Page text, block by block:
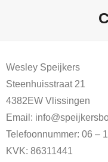
Wesley Speijkers
Steenhuisstraat 21
4382EW Vlissingen
Email:
Telefoonnummer: 06 –
KVK: 86311441